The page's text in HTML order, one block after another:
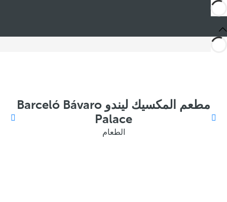
مطعم المكسيك ليندو Barceló Bávaro
Palace
الطعام